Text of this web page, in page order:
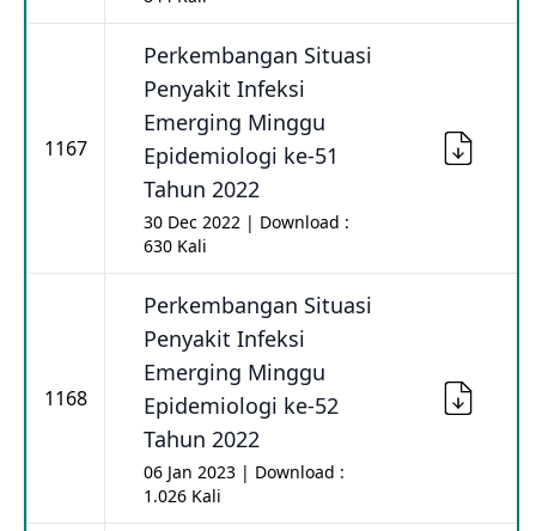
1167
Perkembangan Situasi
Penyakit Infeksi
Emerging Minggu
Epidemiologi ke-51
Tahun 2022
30 Dec 2022 | Download :
630 Kali
1168
Perkembangan Situasi
Penyakit Infeksi
Emerging Minggu
Epidemiologi ke-52
Tahun 2022
06 Jan 2023 | Download :
1.026 Kali